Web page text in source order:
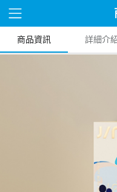
商品資訊 詳細介